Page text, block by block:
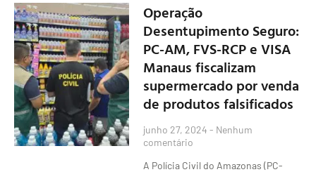
Operação
Desentupimento Seguro:
PC-AM, FVS-RCP e VISA
Manaus fiscalizam
supermercado por venda
de produtos falsificados
junho 27, 2024 Nenhum
comentário
A Polícia Civil do Amazonas (PC-